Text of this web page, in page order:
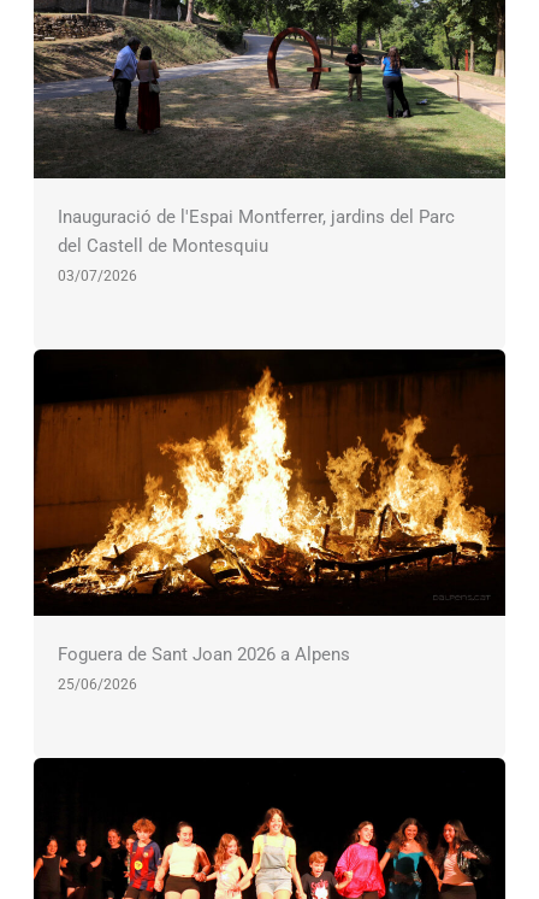
Inauguració de l'Espai Montferrer, jardins del Parc
del Castell de Montesquiu
03/07/2026
Foguera de Sant Joan 2026 a Alpens
25/06/2026